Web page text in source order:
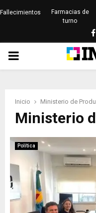
Fallecimientos
Farmacias de
turno
PRIMARY
Inicio Ministerio de
Ministerio
Política